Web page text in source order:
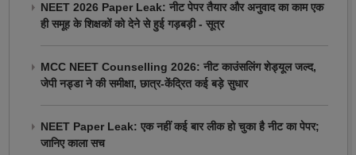
NEET 2026 Paper Leak: नीट पेपर तैयार और अनुवाद का काम एक
ही समूह के शिक्षकों को देने से हुई गड़बड़ी - सूत्र
MCC NEET Counselling 2026: नीट काउंसलिंग शेड्यूल जल्द,
जेपी नड्डा ने की समीक्षा, छात्र-केंद्रित कई बड़े सुधार
NEET Paper Leak: एक नहीं कई बार लीक हो चुका है नीट का पेपर;
जानिए काला सच